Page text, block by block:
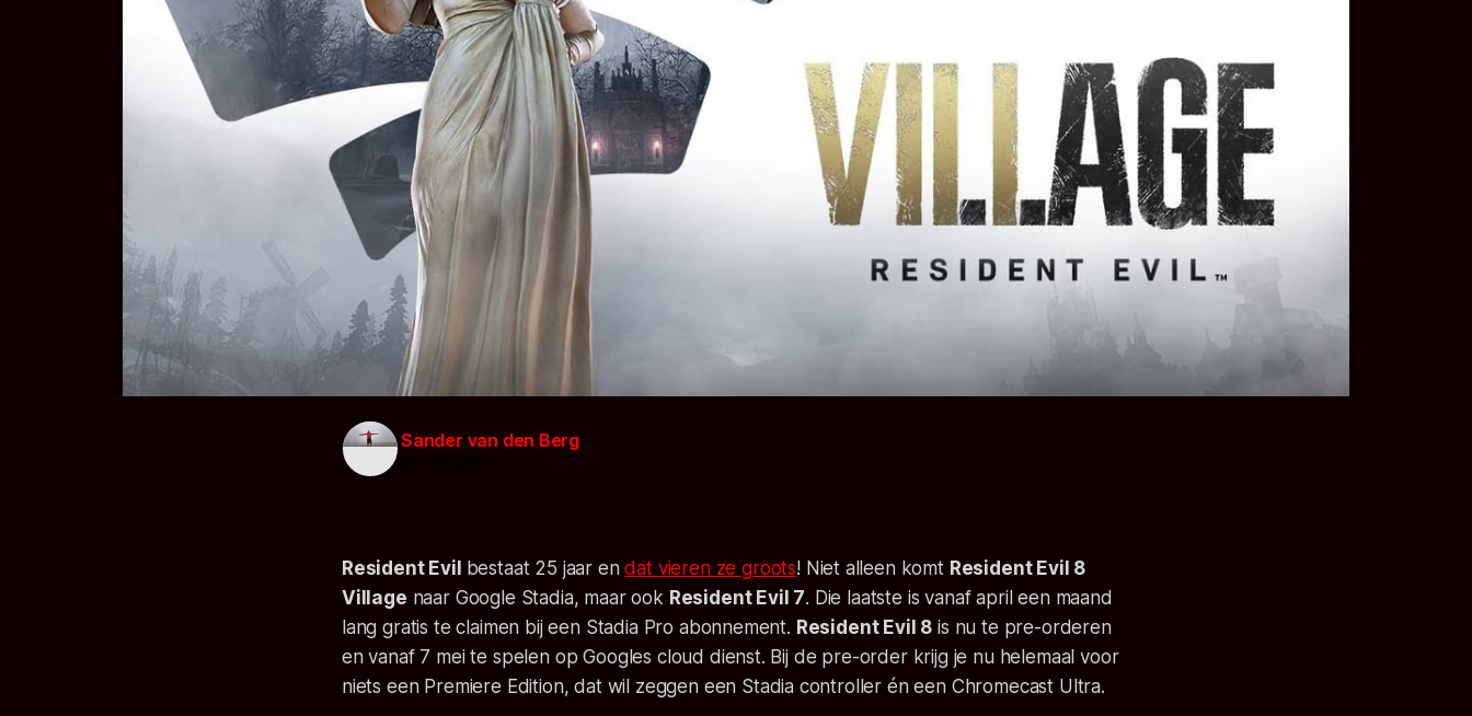
Sander van den Berg
Resident Evil bestaat 25 jaar endat vieren ze groots! Niet alleen komt Resident Evil 8
Village naar Google Stadia, maar ook Resident Evil 7. Die laatste is vanaf april een maand
lang gratis te claimen bij een Stadia Pro abonnement. Resident Evil 8 is nu te pre-orderen
en vanaf 7 mei te spelen op Googles cloud dienst. Bij de pre-order krijg je nu helemaal voor
niets een Premiere Edition, dat wil zeggen een Stadia controller én een Chromecast Ultra.